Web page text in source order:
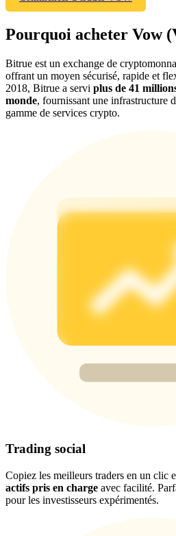
Share 500000 CASHCAT prize
Register & Trade to Win
USDT New User Exclusive
Pourquoi acheter Vow
Bitrue est un exchange de
offrant un moyen sécurisé, rapide et
2018, Bitrue a servi plus de 41
monde, fournissant une infrastructure
gamme de services crypto.
Trading social
Copiez les meilleurs traders en un clic
actifs pris en charge avec facilité.
pour les investisseurs expérimentés.